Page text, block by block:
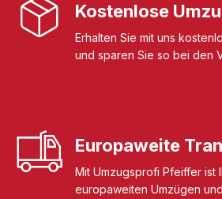
Kostenlose
Erhalten Sie mit uns
und sparen Sie so bei den
Europaweite
Mit Umzugsprofi Pfeiffer ist
europaweiten Umzügen